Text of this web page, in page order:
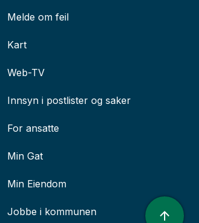
Melde om feil
Kart
Web-TV
Innsyn i postlister og saker
For ansatte
Min Gat
Min Eiendom
Jobbe i kommunen